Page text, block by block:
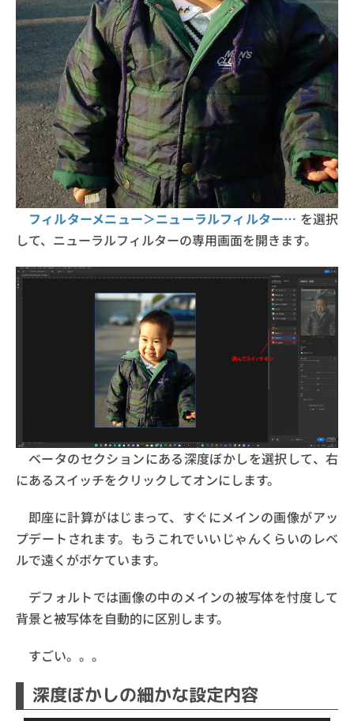
フィルターメニュー＞ニューラルフィルター… を選択
して、ニューラルフィルターの専用画面を開きます。
ベータのセクションにある深度ぼかしを選択して、右
にあるスイッチをクリックしてオンにします。
即座に計算がはじまって、すぐにメインの画像がアッ
プデートされます。もうこれでいいじゃんくらいのレベ
ルで遠くがボケています。
デフォルトでは画像の中のメインの被写体を忖度して
背景と被写体を自動的に区別します。
すごい。。。
深度ぼかしの細かな設定内容